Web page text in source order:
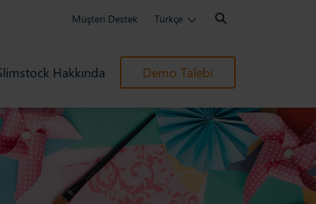
Müşteri Destek Türkçe
Search:
Hakkında Demo Talebi